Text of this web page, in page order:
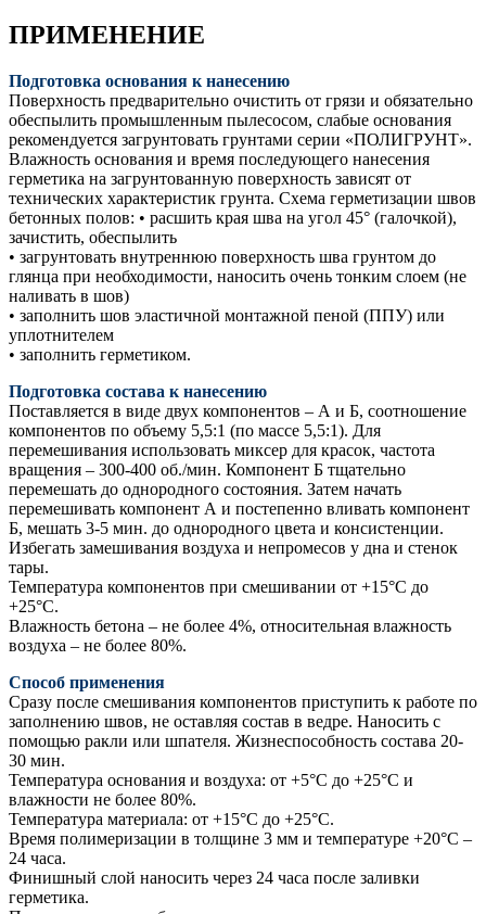
ПРИМЕНЕНИЕ
Подготовка основания к нанесению
Поверхность предварительно очистить от грязи и обязательно
обеспылить промышленным пылесосом, слабые основания
рекомендуется загрунтовать грунтами серии «ПОЛИГРУНТ».
Влажность основания и время последующего нанесения
герметика на загрунтованную поверхность зависят от
технических характеристик грунта. Схема герметизации швов
бетонных полов: • расшить края шва на угол 45° (галочкой),
зачистить, обеспылить
• загрунтовать внутреннюю поверхность шва грунтом до
глянца при необходимости, наносить очень тонким слоем (не
наливать в шов)
• заполнить шов эластичной монтажной пеной (ППУ) или
уплотнителем
• заполнить герметиком.
Подготовка состава к нанесению
Поставляется в виде двух компонентов – А и Б, соотношение
компонентов по объему 5,5:1 (по массе 5,5:1). Для
перемешивания использовать миксер для красок, частота
вращения – 300-400 об./мин. Компонент Б тщательно
перемешать до однородного состояния. Затем начать
перемешивать компонент А и постепенно вливать компонент
Б, мешать 3-5 мин. до однородного цвета и консистенции.
Избегать замешивания воздуха и непромесов у дна и стенок
тары.
Температура компонентов при смешивании от +15°С до
+25°С.
Влажность бетона – не более 4%, относительная влажность
воздуха – не более 80%.
Способ применения
Сразу после смешивания компонентов приступить к работе по
заполнению швов, не оставляя состав в ведре. Наносить с
помощью ракли или шпателя. Жизнеспособность состава 20-
30 мин.
Температура основания и воздуха: от +5°С до +25°С и
влажности не более 80%.
Температура материала: от +15°С до +25°С.
Время полимеризации в толщине 3 мм и температуре +20°С –
24 часа.
Финишный слой наносить через 24 часа после заливки
герметика.